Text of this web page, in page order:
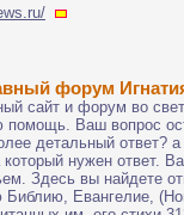
форум
сайт и форум во
помощь. Ваш вопрос
детальный ответ?
нужен ответ.
Здесь вы найдете
Библию, Евангелие,